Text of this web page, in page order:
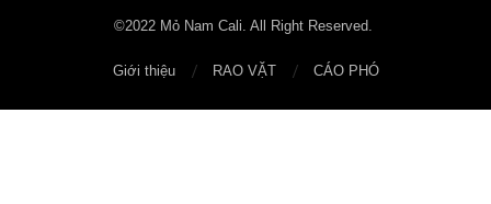
©2022 Mỏ Nam Cali. All Right Reserved.
Giới thiệu RAO VẶT CÁO PHÓ